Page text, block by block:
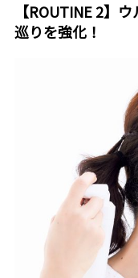
【ROUTINE 2】
巡りを強化！